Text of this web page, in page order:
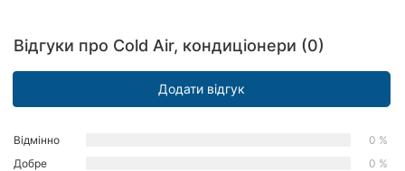
Дніпро
Кривий
Ріг
Відгуки про Cold Air, кондиціонери (0)
Додати відгук
Відмінно
0 %
Добре
0 %